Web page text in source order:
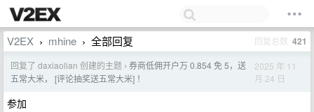
V2EX › mhine › 全部回复 回复总数 421
回复了 daxiaolian 创建的主题 › 券商低佣开户万 0.854 免 5，送
五常大米， [评论抽奖送五常大米] ！
2025 年 11
月 24 日
参加